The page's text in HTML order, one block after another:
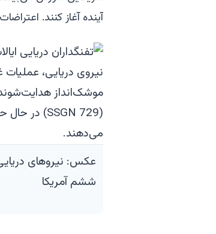
آینده آغاز کنند.
عکس: نیروهای دریایی
ششم آمریکا